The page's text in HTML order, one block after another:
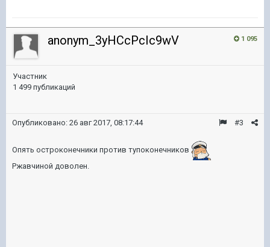
1 095
anonym_3yHCcPcIc9wV
Участник
1 499 публикаций
#3
Опубликовано: 26 авг 2017, 08:17:44
Опять остроконечники против тупоконечников
Ржавчиной доволен.